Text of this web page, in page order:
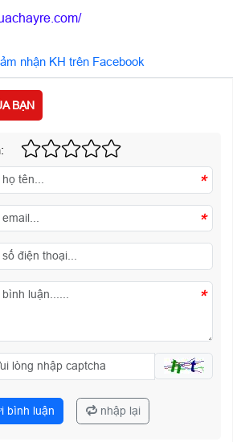
nhận KH trên Facebook
BẠN
*
*
*
bình luận nhập lại